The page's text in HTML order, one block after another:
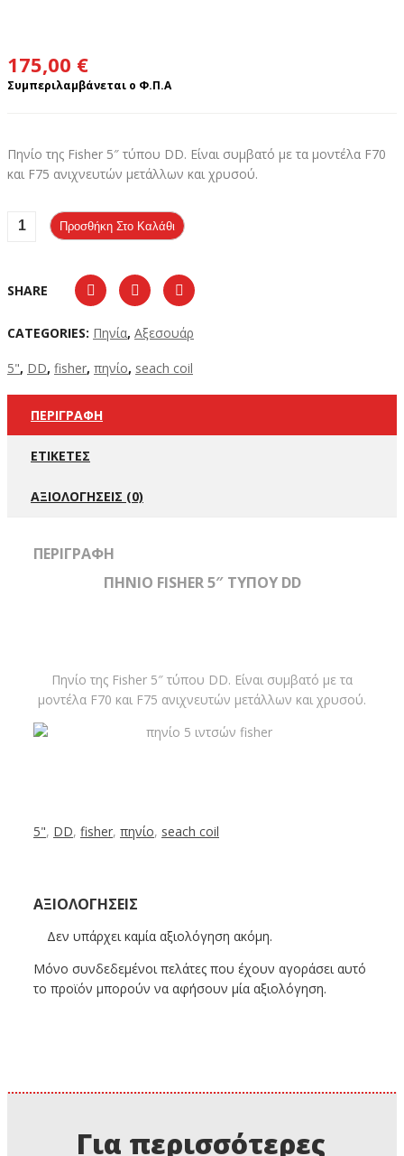
175,00 €
Συμπεριλαμβάνεται ο Φ.Π.Α
Πηνίο της Fisher 5″ τύπου DD. Είναι συμβατό με τα μοντέλα F70
και F75 ανιχνευτών μετάλλων και χρυσού.
Προσθήκη Στο Καλάθι
SHARE
CATEGORIES: Πηνία, Αξεσουάρ
5", DD, fisher, πηνίο, seach coil
ΠΕΡΙΓΡΑΦΉ
ΕΤΙΚΈΤΕΣ
ΑΞΙΟΛΟΓΉΣΕΙΣ (0)
ΠΕΡΙΓΡΑΦΉ
ΠΗΝΙΟ FISHER 5″ ΤΥΠΟΥ DD
Πηνίο της Fisher 5″ τύπου DD. Είναι συμβατό με τα
μοντέλα F70 και F75 ανιχνευτών μετάλλων και χρυσού.
5", DD, fisher, πηνίο, seach coil
ΑΞΙΟΛΟΓΉΣΕΙΣ
Δεν υπάρχει καμία αξιολόγηση ακόμη.
Μόνο συνδεδεμένοι πελάτες που έχουν αγοράσει αυτό
το προϊόν μπορούν να αφήσουν μία αξιολόγηση.
Για περισσότερες